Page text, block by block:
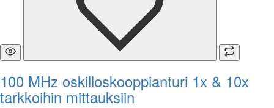
100 MHz oskilloskooppianturi 1x & 10x
tarkkoihin mittauksiin